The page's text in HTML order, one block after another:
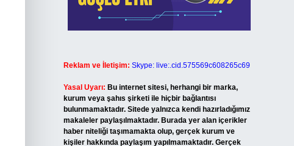
Reklam ve İletişim: Skype: live:.cid.575569c608265c69
Yasal Uyarı: Bu internet sitesi, herhangi bir marka,
kurum veya şahıs şirketi ile hiçbir bağlantısı
bulunmamaktadır. Sitede yalnızca kendi hazırladığımız
makaleler paylaşılmaktadır. Burada yer alan içerikler
haber niteliği taşımamakta olup, gerçek kurum ve
kişiler hakkında paylaşım yapılmamaktadır. Gerçek